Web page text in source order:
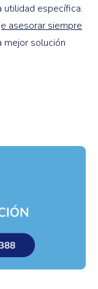
utilidad específica.
asesorar siempre
mejor solución